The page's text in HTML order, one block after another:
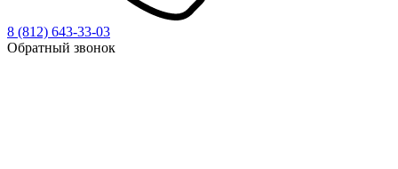
8 (812) 643-33-03
Обратный звонок